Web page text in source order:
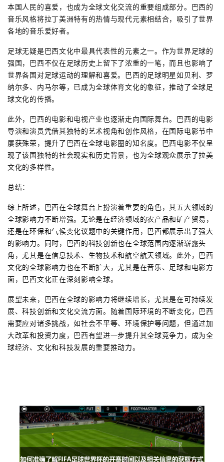
本国人民的喜爱，也成为全球文化交流的重要组成部分。巴西的
音乐风格将拉丁美洲特有的热情与现代元素相结合，吸引了世界
各地的音乐爱好者。
足球无疑是巴西文化中最具代表性的元素之一。作为世界足球的
强国，巴西不仅在足球历史上留下了浓重的一笔，而且也影响了
世界各国对足球运动的理解和喜爱。巴西的足球明星如贝利、罗
纳尔多、内马尔等，已成为全球体育文化的象征，推动了全球足
球文化的传播。
此外，巴西的电影和电视产业也逐渐走向国际舞台。巴西的电影
导演和演员凭借其独特的艺术视角和创作风格，在国际电影节中
屡获殊荣，提升了巴西在全球电影圈的知名度。巴西电影不仅呈
现了该国独特的社会现实和历史背景，也为全球观众展示了拉美
文化的多样性。
总结：
综上所述，巴西在全球舞台上扮演着重要的角色，其五大领域的
全球影响力不断增强。无论是在经济领域的农产品和矿产贸易，
还是在环保和气候变化议题中的关键作用，巴西都展示出了强大
的影响力。同时，巴西的科技创新也在全球范围内逐渐崭露头
角，尤其是在信息技术、生物技术和航空航天领域。此外，巴西
文化的全球影响力也在不断扩大，尤其是在音乐、足球和电影方
面，巴西文化正在深刻影响全球。
展望未来，巴西在全球的影响力将继续增长，尤其是在可持续发
展、科技创新和文化交流方面。随着国际环境的不断变化，巴西
需要应对诸多挑战，如社会不平等、环境保护等问题，但通过加
大改革和投资力度，巴西有望进一步提升其全球竞争力，成为全
球经济、文化和科技发展的重要推动力。